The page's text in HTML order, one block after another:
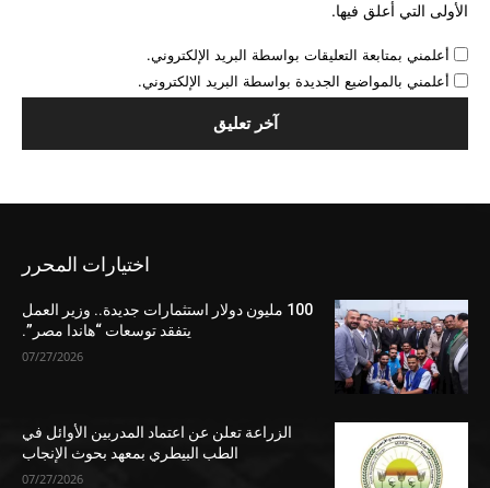
الأولى التي أعلق فيها.
أعلمني بمتابعة التعليقات بواسطة البريد الإلكتروني.
أعلمني بالمواضيع الجديدة بواسطة البريد الإلكتروني.
اختيارات المحرر
100 مليون دولار استثمارات جديدة.. وزير العمل
يتفقد توسعات “هاندا مصر”.
07/27/2026
الزراعة تعلن عن اعتماد المدربين الأوائل في
الطب البيطري بمعهد بحوث الإنجاب
07/27/2026